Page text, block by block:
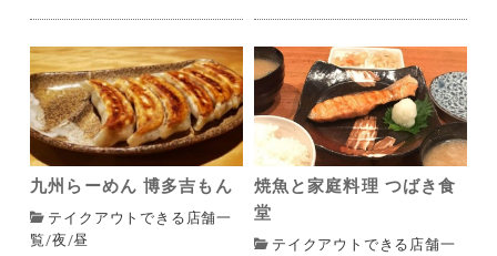
九州らーめん 博多吉もん
テイクアウトできる店舗一
覧 /夜 /昼
焼魚と家庭料理 つばき食
堂
テイクアウトできる店舗一